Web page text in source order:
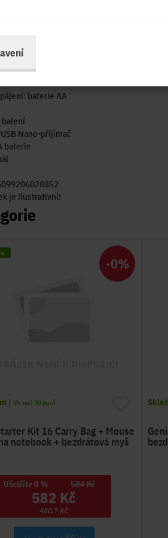
Optická
2
standardní
baterie AA
balení
Nano-přijímač
baterie
je ilustrativní!
-0%
| Víc než 50 kusů
Kit 16 Carry Bag + Mouse
notebook + bezdrátová myš
Ušetříte 0 % 584 Kč
582 Kč
480.7 Kč